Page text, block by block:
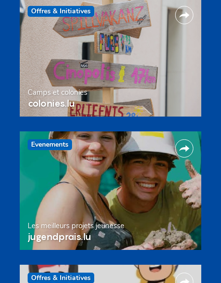
Offres & Initiatives
Camps et colonies
colonies.lu
Evenements
Les meilleurs projets jeunesse
jugendprais.lu
Offres & Initiatives